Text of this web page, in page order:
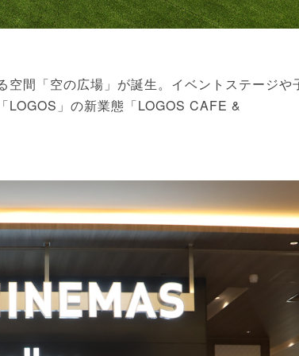
間「空の広場」が誕生。イベントステージや
LOGOS」の新業態「LOGOS CAFE &